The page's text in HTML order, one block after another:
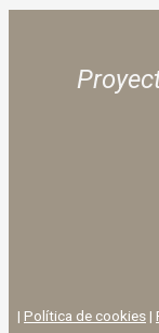
| Política de cookies|